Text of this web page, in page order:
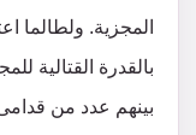
المجزية.
بالقدرة القتالية